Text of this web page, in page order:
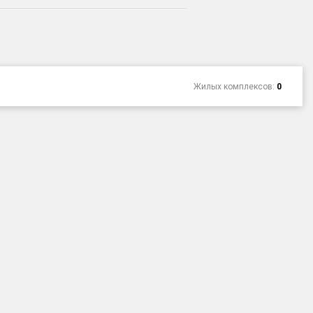
Жилых комплексов: 0